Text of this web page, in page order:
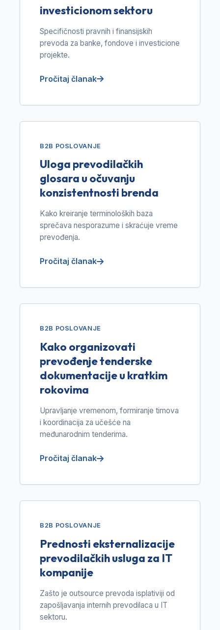
investicionom sektoru
Specifičnosti pravnih i finansijskih
prevoda za banke, fondove i investicione
projekte.
Pročitaj članak
B2B POSLOVANJE
Uloga prevodilačkih
glosara u očuvanju
konzistentnosti brenda
Kako kreiranje terminoloških baza
sprečava nesporazume i skraćuje vreme
prevođenja.
Pročitaj članak
B2B POSLOVANJE
Kako organizovati
prevođenje tenderske
dokumentacije u kratkim
rokovima
Upravljanje vremenom, formiranje timova
i koordinacija za učešće na
međunarodnim tenderima.
Pročitaj članak
B2B POSLOVANJE
Prednosti eksternalizacije
prevodilačkih usluga za IT
kompanije
Zašto je outsource prevoda isplativiji od
zapošljavanja internih prevodilaca u IT
sektoru.